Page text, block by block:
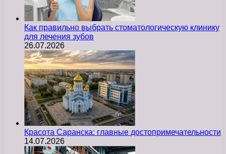
Как правильно выбрать стоматологическую клинику
для лечения зубов
26.07.2026
Красота Саранска: главные достопримечательности
14.07.2026